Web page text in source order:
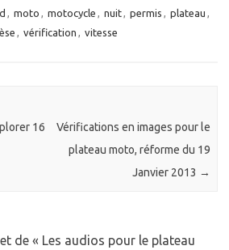
, moto , motocycle , nuit, permis , plateau ,
, vérification , vitesse
16
Vérifications en images pour le
plateau moto, réforme du 19
Janvier 2013 →
de « Les audios pour le plateau